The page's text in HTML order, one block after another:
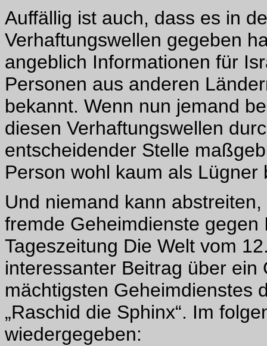
Auffällig ist auch, dass es in
Verhaftungswellen gegeben
angeblich Informationen für
Personen aus anderen
bekannt. Wenn nun jemand
diesen Verhaftungswellen
entscheidender Stelle
Person wohl kaum als Lügner
Und niemand kann
fremde Geheimdienste
Tageszeitung Die Welt vom
interessanter Beitrag über
mächtigsten Geheimdienstes
„Raschid die Sphinx“. Im
wiedergegeben: